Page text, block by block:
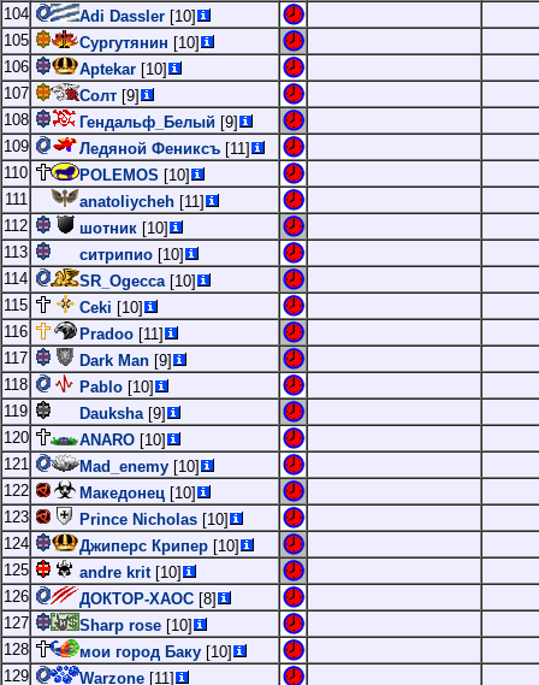
104
Adi Dassler [10]
105
Сургутянин [10]
106
Aptekar [10]
107
Солт [9]
108
Гендальф_Белый [9]
109
Ледяной Фениксъ [11]
110
POLEMOS [10]
111
anatoliycheh [11]
112
шотник [10]
113
ситрипио [10]
114
SR_Ogecca[10]
115
Ceki [10]
116
Pradoo [11]
117
Dark Man [9]
118
Pablo [10]
119
Dauksha[9]
120
ANARO [10]
121
Mad_enemy [10]
122
Македонец [10]
123
Prince Nicholas [10]
124
Джиперс Крипер [10]
125
andre krit[10]
126
ДОКТОР-ХАОС [8]
127
Sharp rose [10]
128
мои город Баку [10]
129
Warzone [11]